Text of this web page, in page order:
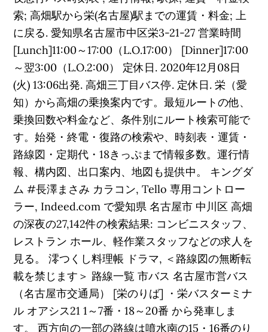
索; 高畑駅から栄(名古屋)駅までの運賃・料金; 上
に戻る. 愛知県名古屋市中区栄3-21-27 営業時間
[Lunch]11:00～17:00（L.O.17:00） [Dinner]17:00
～翌3:00（L.O.2:00） 定休日. 2020年12月08日
(火) 13:06出発. 高畑三丁目バス停. 定休日. 栄（愛
知）から高畑の乗換案内です。最短ルートの他、
乗換回数や料金など、条件別にルート検索可能で
す。始発・終電・復路の検索や、時刻表・運賃・
路線図・定期代・18きっぷまで情報多数。運行情
報、構内図、出口案内、地図も提供中。 キングダ
ム #長澤まさみ カラコン, Tello 専用コントロー
ラー, Indeed.com で愛知県 名古屋市 中川区 高畑
の深夜の27,142件の検索結果: コンビニスタッフ、
レストラン ホール、軽作業スタッフなどの求人を
見る。 澪つくし料理帳 ドラマ, ＜路線図の無断転
載を禁じます＞ 路線一覧 市バス 名古屋市営バス
（名古屋市交通局） [栄のりば] ・栄バスターミナ
ル オアシス21 1～7番・18～20番 から発車しま
す。 西方向の一部の路線は噴水南の15・16番のり